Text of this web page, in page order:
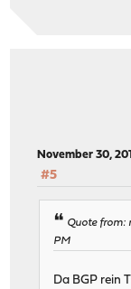
November 30,
#5
Quote from:
PM
Da BGP rein